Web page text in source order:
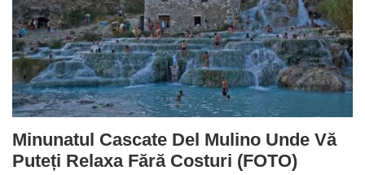
Minunatul Cascate Del Mulino Unde Vă
Puteți Relaxa Fără Costuri (FOTO)